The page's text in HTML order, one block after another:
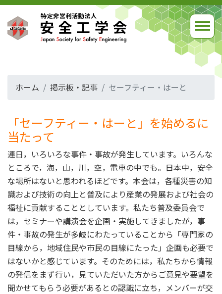
ホーム 掲示板・記事 セーフティー・はーと
「セーフティー・はーと」を始めるに
当たって
連日，いろいろな事件・事故が発生しています。いろんな
ところで，海，山，川，空，電車の中でも。日本中，安全
な場所はないと思われるほどです。本会は，各種災害の知
識および技術の向上と普及により産業の発展および社会の
福祉に貢献することとしています。私たち普及委員会で
は，セミナーや講演会を企画・実施してきましたが，事
件・事故の発生が多岐にわたっていることから「専門家の
目線から，地域住民や市民の目線にたった」企画も必要で
はないかと感じています。そのためには，私たちから情報
の発信をまず行い，見ていただいた方からご意見や要望を
聞かせてもらう必要があるとの認識に立ち，メンバーが交